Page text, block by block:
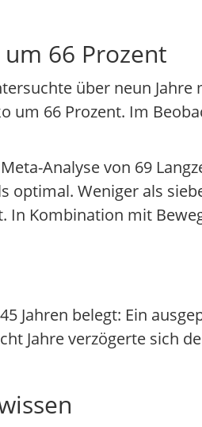
66 Prozent
über neun Jahre
um 66 Prozent. Im
Analyse von 69
Weniger als
In Kombination mit
Jahren belegt: Ein
Jahre verzögerte sich